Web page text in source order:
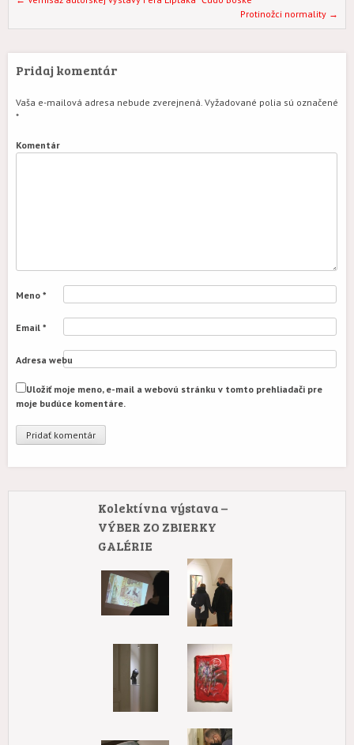
Protinožci normality →
Pridaj komentár
Vaša e-mailová adresa nebude zverejnená. Vyžadované polia sú označené
*
Komentár
Meno *
Email *
Adresa webu
Uložiť moje meno, e-mail a webovú stránku v tomto prehliadači pre
moje budúce komentáre.
Kolektívna výstava –
VÝBER ZO ZBIERKY
GALÉRIE